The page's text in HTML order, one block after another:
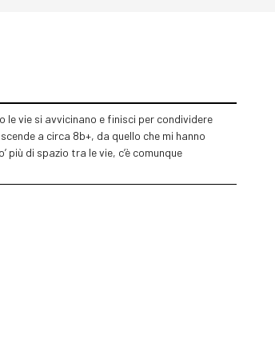
vie si avvicinano e finisci per condividere
a circa 8b+, da quello che mi hanno
di spazio tra le vie, c’è comunque